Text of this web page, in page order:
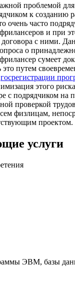
проблемой для
к созданию
очень часто
и при
с ними.
о
сумеет
это путем
госрегистрации
этого
с подрядчиком на
проверкой
физлицам,
проектом.
услуги
ЭВМ, базы